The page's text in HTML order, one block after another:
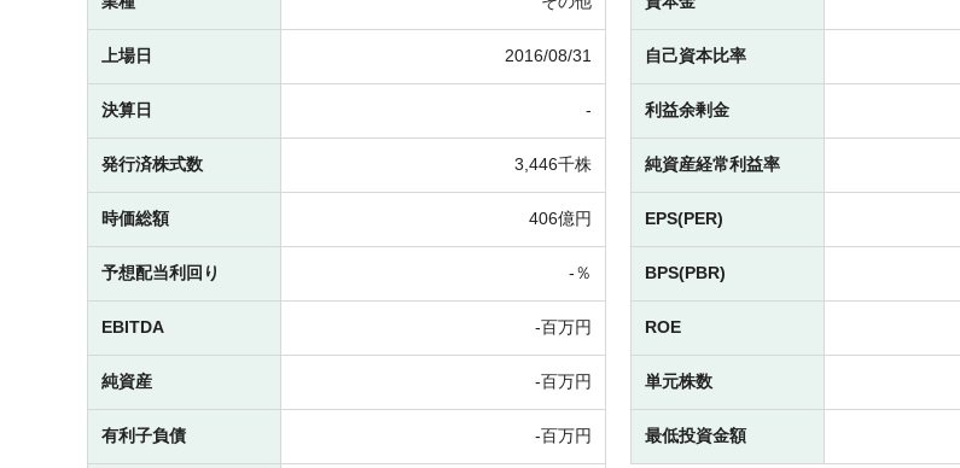
上場日 2016/08/31
決算日 -
発行済株式数 3,446千株
時価総額 406億円
予想配当利回り -％
EBITDA -百万円
純資産 -百万円
有利子負債 -百万円
自己資本比率
利益余剰金
純資産経常利益率
EPS(PER)
BPS(PBR)
ROE
単元株数
最低投資金額